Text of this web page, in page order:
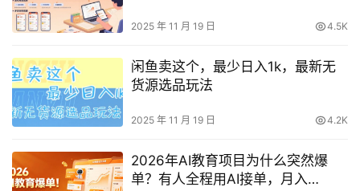
2025 年 11 月 19 日 4.5K
闲鱼卖这个，最少日入1k，最新无
货源选品玩法
2025 年 11 月 19 日 4.2K
2026年AI教育项目为什么突然爆
单？有人全程用AI接单，月入